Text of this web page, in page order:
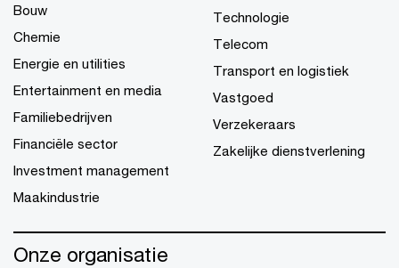
Bouw
Chemie
Energie en utilities
Entertainment en media
Familiebedrijven
Financiële sector
Investment management
Maakindustrie
Technologie
Telecom
Transport en logistiek
Vastgoed
Verzekeraars
Zakelijke dienstverlening
Onze organisatie